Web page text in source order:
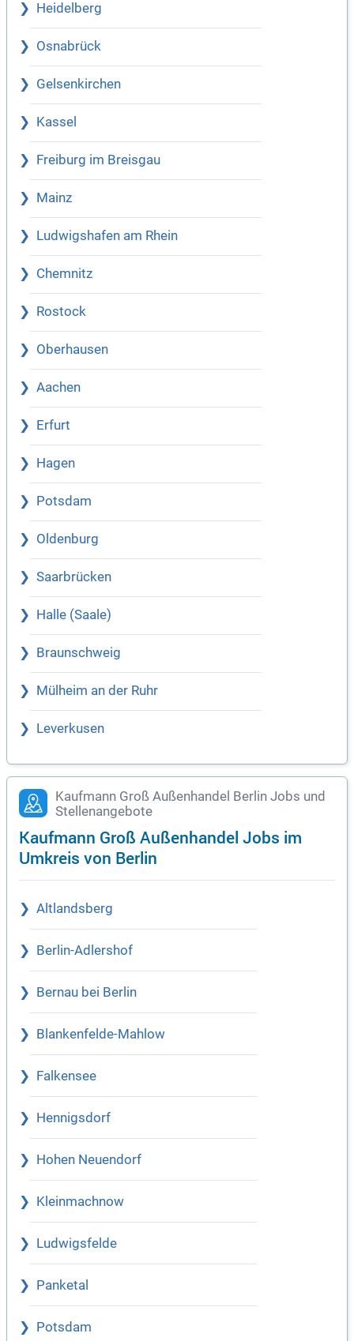
Heidelberg
Osnabrück
Gelsenkirchen
Kassel
Freiburg im Breisgau
Mainz
Ludwigshafen am Rhein
Chemnitz
Rostock
Oberhausen
Aachen
Erfurt
Hagen
Potsdam
Oldenburg
Saarbrücken
Halle (Saale)
Braunschweig
Mülheim an der Ruhr
Leverkusen
Kaufmann Groß Außenhandel Berlin Jobs und
Stellenangebote
Kaufmann Groß Außenhandel Jobs im
Umkreis von Berlin
Altlandsberg
Berlin-Adlershof
Bernau bei Berlin
Blankenfelde-Mahlow
Falkensee
Hennigsdorf
Hohen Neuendorf
Kleinmachnow
Ludwigsfelde
Panketal
Potsdam